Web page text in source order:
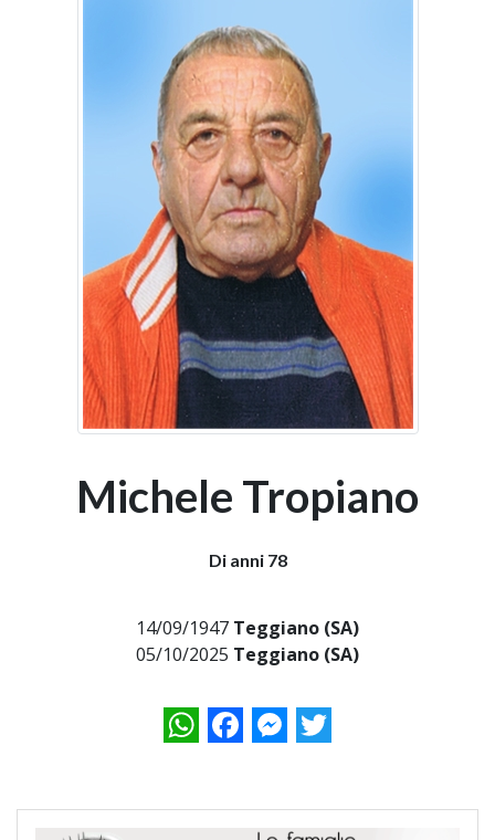
Michele Tropiano
Di anni 78
14/09/1947 Teggiano (SA)
05/10/2025 Teggiano (SA)
WhatsAppFacebookMessenger
Twitter